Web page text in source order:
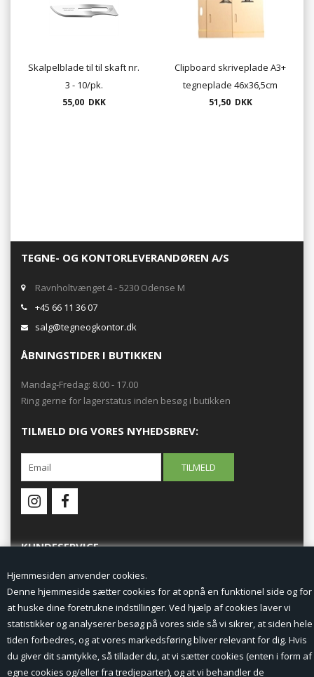
Hjemmesiden anvender cookies.
Denne hjemmeside sætter cookies for at opnå en funktionel side og for
at huske dine foretrukne indstillinger. Ved hjælp af cookies laver vi
statistikker og analyserer besøg på vores side så vi sikrer, at siden hele
tiden forbedres, og at vores markedsføring bliver relevant for dig. Hvis
du giver dit samtykke, så tillader du, at vi sætter cookies (enten i form af
egne cookies og/eller fra tredjeparter), og at vi behandler de
Skalpelblade til til skaft nr.
3 - 10/pk.
55,00 DKK
Clipboard skriveplade A3+
tegneplade 46x36,5cm
tykkelse 5mm med
51,50 DKK
TEGNE- OG KONTORLEVERANDØREN A/S
Ravnholtvænget 4 - 5230 Odense M
+45 66 11 36 07
salg@tegneogkontor.dk
ÅBNINGSTIDER I BUTIKKEN
Mandag-Fredag: 8.00 - 17.00
Ring gerne for lagerstatus inden besøg i butikken
TILMELD DIG VORES NYHEDSBREV:
KUNDESERVICE
Forside
Min Konto
Nyheder
Vilkår og betingelser